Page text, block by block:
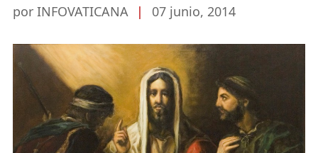
por INFOVATICANA | 07 junio, 2014